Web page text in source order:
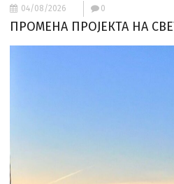
04/08/2026 0
ПРОМЕНА ПРОЈЕКТА НА